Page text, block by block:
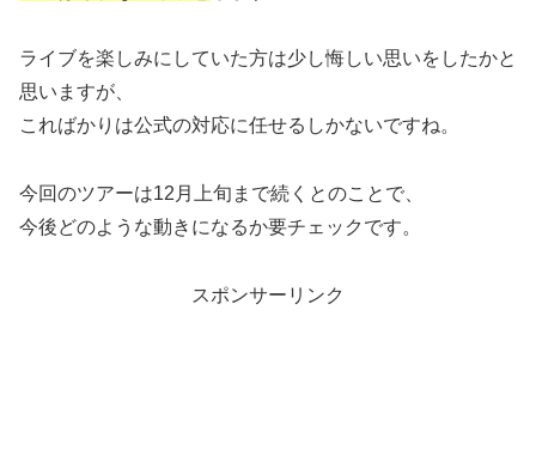
ライブを楽しみにしていた方は少し悔しい思いをしたかと
思いますが、
こればかりは公式の対応に任せるしかないですね。
今回のツアーは12月上旬まで続くとのことで、
今後どのような動きになるか要チェックです。
スポンサーリンク